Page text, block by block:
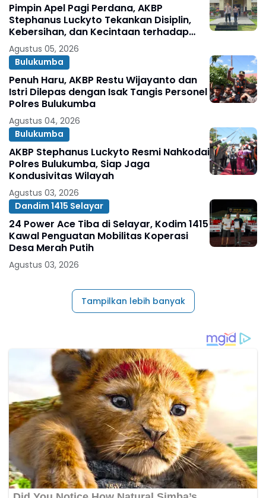
Pimpin Apel Pagi Perdana, AKBP
Stephanus Luckyto Tekankan Disiplin,
Kebersihan, dan Kecintaan terhadap
Organisasi
Agustus 05, 2026
Bulukumba
Penuh Haru, AKBP Restu Wijayanto dan
Istri Dilepas dengan Isak Tangis Personel
Polres Bulukumba
Agustus 04, 2026
Bulukumba
AKBP Stephanus Luckyto Resmi Nahkodai
Polres Bulukumba, Siap Jaga
Kondusivitas Wilayah
Agustus 03, 2026
Dandim 1415 Selayar
24 Power Ace Tiba di Selayar, Kodim 1415
Kawal Penguatan Mobilitas Koperasi
Desa Merah Putih
Agustus 03, 2026
Tampilkan lebih banyak